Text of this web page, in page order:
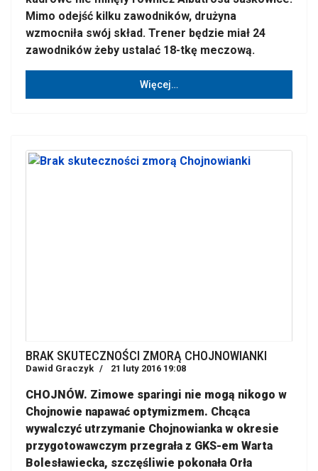
Mimo odejść kilku zawodników, drużyna
wzmocniła swój skład. Trener będzie miał 24
zawodników żeby ustalać 18-tkę meczową.
Więcej…
BRAK SKUTECZNOŚCI ZMORĄ CHOJNOWIANKI
Dawid Graczyk 21 luty 2016 19:08
CHOJNÓW. Zimowe sparingi nie mogą nikogo w
Chojnowie napawać optymizmem. Chcąca
wywalczyć utrzymanie Chojnowianka w okresie
przygotowawczym przegrała z GKS-em Warta
Bolesławiecka, szczęśliwie pokonała Orła